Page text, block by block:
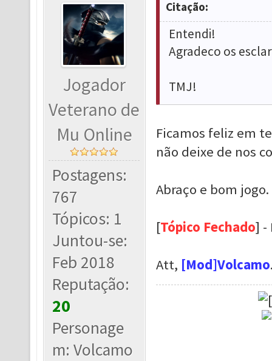
Jogador
Veterano de
Mu Online
Postagens:
767
Tópicos: 1
Juntou-se:
Feb 2018
Reputação:
20
Personage
m: Volcamo
Citação:
Entendi!
Agradeco os
TMJ!
Ficamos feliz em
não deixe de nos
Abraço e bom jogo.
[Tópico Fechado] -
Att, [Mod]Volcamo